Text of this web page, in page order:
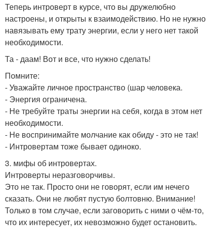
Теперь интроверт в курсе, что вы дружелюбно
настроены, и открыты к взаимодействию. Но не нужно
навязывать ему трату энергии, если у него нет такой
необходимости.
Та - даам! Вот и все, что нужно сделать!
Помните:
- Уважайте личное пространство (шар человека.
- Энергия ограничена.
- Не требуйте траты энергии на себя, когда в этом нет
необходимости.
- Не воспринимайте молчание как обиду - это не так!
- Интровертам тоже бывает одиноко.
3. мифы об интровертах.
Интроверты неразговорчивы.
Это не так. Просто они не говорят, если им нечего
сказать. Они не любят пустую болтовню. Внимание!
Только в том случае, если заговорить с ними о чём-то,
что их интересует, их невозможно будет остановить.